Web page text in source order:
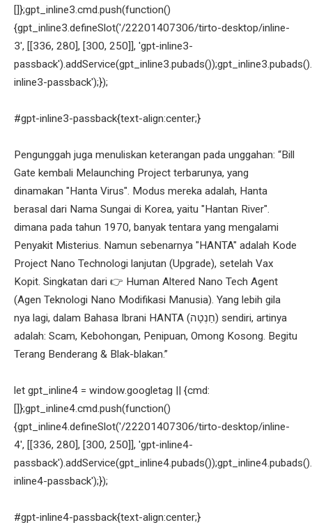
[]};gpt_inline3.cmd.push(function()
{gpt_inline3.defineSlot('/22201407306/tirto-desktop/inline-
3', [[336, 280], [300, 250]], 'gpt-inline3-
inline3-passback');});
#gpt-inline3-passback{text-align:center;}
Pengunggah juga menuliskan keterangan pada unggahan: “Bill
Gate kembali Melaunching Project terbarunya, yang
dinamakan "Hanta Virus". Modus mereka adalah, Hanta
berasal dari Nama Sungai di Korea, yaitu "Hantan River".
dimana pada tahun 1970, banyak tentara yang mengalami
Penyakit Misterius. Namun sebenarnya "HANTA" adalah Kode
Project Nano Technologi lanjutan (Upgrade), setelah Vax
Kopit. Singkatan dari 👉 Human Altered Nano Tech Agent
(Agen Teknologi Nano Modifikasi Manusia). Yang lebih gila
nya lagi, dalam Bahasa Ibrani HANTA (חַנְטָה) sendiri, artinya
adalah: Scam, Kebohongan, Penipuan, Omong Kosong. Begitu
Terang Benderang & Blak-blakan.”
let gpt_inline4 = window.googletag || {cmd:
[]};gpt_inline4.cmd.push(function()
{gpt_inline4.defineSlot('/22201407306/tirto-desktop/inline-
4', [[336, 280], [300, 250]], 'gpt-inline4-
inline4-passback');});
#gpt-inline4-passback{text-align:center;}